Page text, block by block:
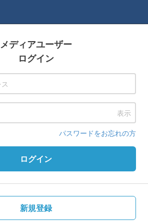
メディアユーザー
ログイン
表示
パスワードをお忘れの方
ログイン
新規登録